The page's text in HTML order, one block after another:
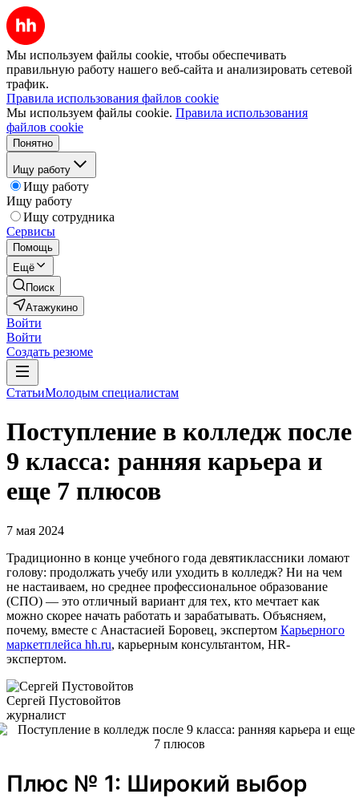
Мы используем файлы cookie, чтобы обеспечивать
правильную работу нашего веб-сайта и анализировать сетевой
трафик.
Правила использования файлов cookie
Мы используем файлы cookie. Правила использования
файлов cookie
Понятно
Ищу работу
Ищу работу
Ищу работу
Ищу сотрудника
Сервисы
Помощь
Ещё
Поиск
Атажукино
Войти
Войти
Создать резюме
СтатьиМолодым специалистам
Поступление в колледж после
9 класса: ранняя карьера и
еще 7 плюсов
7 мая 2024
Традиционно в конце учебного года девятиклассники ломают
голову: продолжать учебу или уходить в колледж? Ни на чем
не настаиваем, но среднее профессиональное образование
(СПО) — это отличный вариант для тех, кто мечтает как
можно скорее начать работать и зарабатывать. Объясняем,
почему, вместе с Анастасией Боровец, экспертом Карьерного
маркетплейса hh.ru, карьерным консультантом, HR-
экспертом.
Сергей Пустовойтов
журналист
Плюс № 1: Широкий выбор